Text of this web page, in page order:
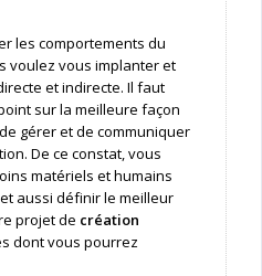
les comportements du
voulez vous implanter et
et indirecte. Il faut
sur la meilleure façon
gérer et de communiquer
De ce constat, vous
matériels et humains
aussi définir le meilleur
projet de création
dont vous pourrez